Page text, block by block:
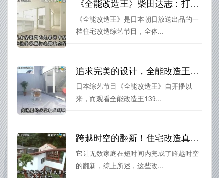
《全能改造王》柴田达志：打造顶尖住宅，精益求精
《全能改造王》是日本朝日放送出品的一
档住宅改造综艺节目，全体...
追求完美的设计，全能改造王139在线观看，从选材到施工，他们都是如此用心
日本综艺节目《全能改造王》自开播以
来，而观看全能改造王139...
跨越时空的翻新！住宅改造真人秀《全能改造王》
它让无数家庭在短时间内完成了跨越时空
的翻新，综上所述，这些改...